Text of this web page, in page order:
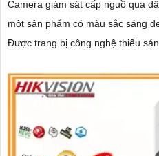
Camera giám sát cấp nguồ qua
một sản phẩm có màu sắc sáng
Được trang bị công nghệ thiếu